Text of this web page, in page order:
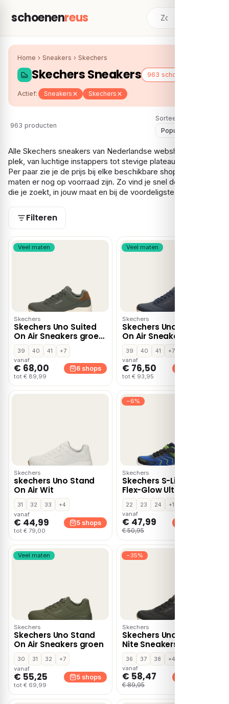
schoenenreus
Home › Sneakers › Skechers
Skechers Sneakers 963 schoenen
Actief: Sneakers Skechers
963 producten
Sorteer:
Alle Skechers sneakers van Nederlandse webshops op één
plek, van luchtige instappers tot stevige plateaumodellen.
Per paar zie je de prijs bij elke beschikbare shop en welke
maten er nog op voorraad zijn. Zo vind je snel de Skechers
die je zoekt, in jouw maat en bij de voordeligste aanbieder.
Filteren
Veel maten
Skechers
Skechers Uno Suited
On Air Sneakers groen
Suede
39 40 41
+7
vanaf
€ 68,00
tot € 89,99
6 shops
Veel maten
Skechers
Skechers Uno Suited
On Air Sneakers blauw
39 40 41
+7
vanaf
€ 76,50
tot € 93,95
Skechers
skechers Uno Stand
On Air Wit
31 32 33
+4
vanaf
€ 44,99
tot € 79,00
5 shops
−6%
Skechers
Skechers S-Lights:
Flex-Glow Ultra Prism-
Pacer lage sneakers –
Blauw
22 23 24
+13
vanaf
€ 47,99
€ 50,95
Veel maten
Skechers
Skechers Uno Stand
On Air Sneakers groen
30 31 32
+7
vanaf
€ 55,25
tot € 69,99
5 shops
−35%
Skechers
Skechers Uno Jungle
Nite Sneakers bruin –
Zwart
36 37 38
+4
vanaf
€ 58,47
€ 89,95